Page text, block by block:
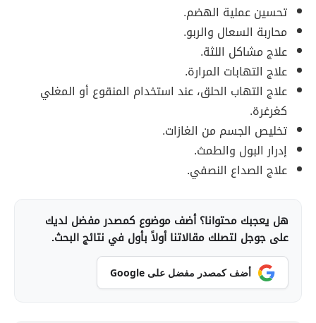
تحسين عملية الهضم.
محاربة السعال والربو.
علاج مشاكل اللثة.
علاج التهابات المرارة.
علاج التهاب الحلق، عند استخدام المنقوع أو المغلي
كغرغرة.
تخليص الجسم من الغازات.
إدرار البول والطمث.
علاج الصداع النصفي.
هل يعجبك محتوانا؟ أضف موضوع كمصدر مفضل لديك
على جوجل لتصلك مقالاتنا أولاً بأول في نتائج البحث.
أضف كمصدر مفضل على Google